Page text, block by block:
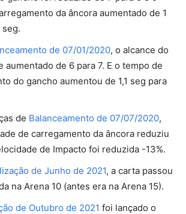
da âncora aumentado de 1
seg.
de 07/01/2020, o alcance do
aumentado de 6 para 7. E o tempo de
do gancho aumentou de 1,1 seg para
de Balanceamento de 07/07/2020,
de carregamento da âncora reduziu
de Impacto foi reduzida -13%.
de Junho de 2021, a carta passou
na Arena 10 (antes era na Arena 15).
de Outubro de 2021 foi lançado o